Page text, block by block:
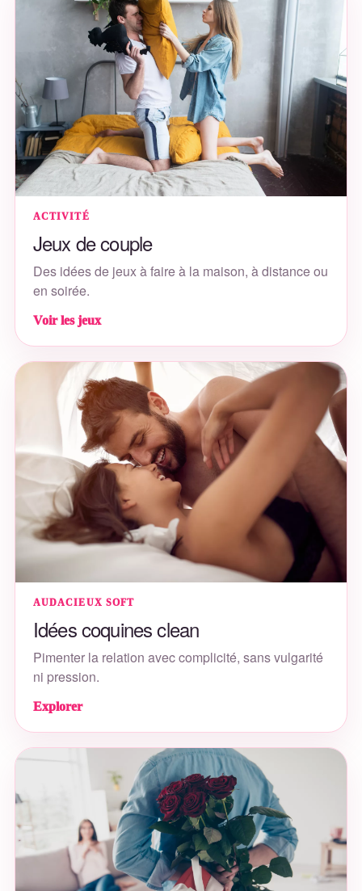
ACTIVITÉ
Jeux de couple
Des idées de jeux à faire à la maison, à distance ou
en soirée.
Voir les jeux
AUDACIEUX SOFT
Idées coquines clean
Pimenter la relation avec complicité, sans vulgarité
ni pression.
Explorer